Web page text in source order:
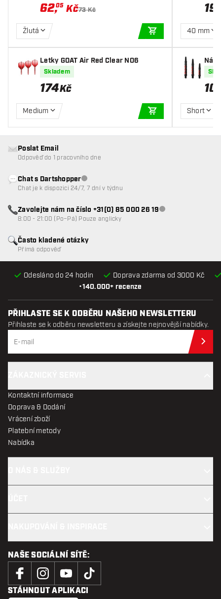
62,05 Kč73 Kč
Žlutá
PŘIDAT DO KOŠÍKU
Letky GOAT Air Red Clear NO6
Skladem
174Kč
Medium
PŘIDAT DO KOŠÍKU
40 mm
Short
•140.000+ recenze
Odesláno do 24 hodin Doprava zdarma od 3000 Kč
Často kladené otázky
Přímá odpověď
Poslat Email
Odpověď do 1 pracovního dne
Chat s DartshopperZákaznický servis nedostupný
Chat je k dispozici 24/7, 7 dní v týdnu
Zavolejte nám na číslo +31(0) 85 000 26 19Zákaznický servis
8:00 - 21:00 (Po–Pá) Pouze anglicky
PŘIHLASTE SE K ODBĚRU NAŠEHO NEWSLETTERU
Přihlaste se k odběru newsletteru a získejte nejnovější nabídky.
Kontaktní informace
Doprava & Dodání
Vrácení zboží
Platební metody
Nabídka
NAŠE SOCIÁLNÍ SÍTĚ:
STÁHNOUT APLIKACI